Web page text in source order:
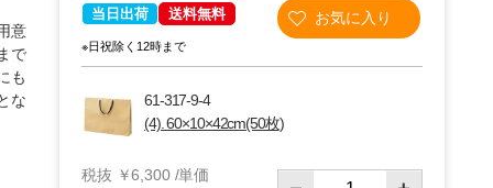
意
で
も
な
当日出荷 送料無料
※日祝除く12時まで
61-317-9-4
(4). 60×10×42cm(50枚)
税抜 ￥6,300 /単価